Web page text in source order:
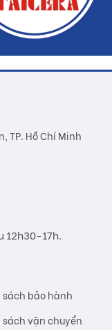
TP. Hồ Chí Minh
12h30-17h.
bảo hành
vận chuyển